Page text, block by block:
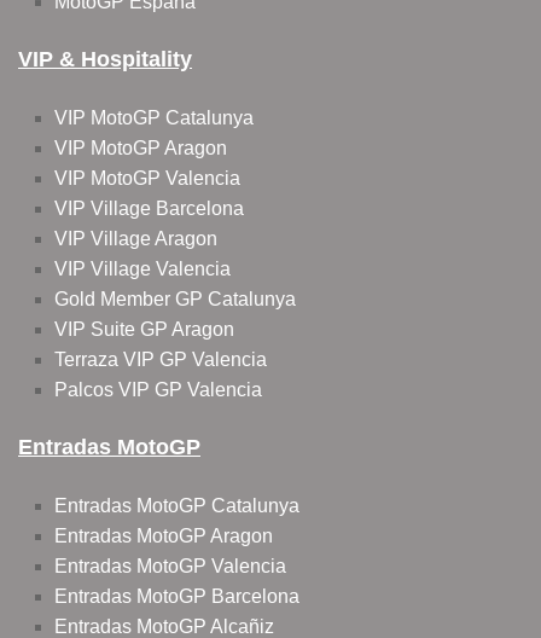
VIP & Hospitality
VIP MotoGP Catalunya
VIP MotoGP Aragon
VIP MotoGP Valencia
VIP Village Barcelona
VIP Village Aragon
VIP Village Valencia
Gold Member GP Catalunya
VIP Suite GP Aragon
Terraza VIP GP Valencia
Palcos VIP GP Valencia
Entradas MotoGP
Entradas MotoGP Catalunya
Entradas MotoGP Aragon
Entradas MotoGP Valencia
Entradas MotoGP Barcelona
Entradas MotoGP Alcañiz